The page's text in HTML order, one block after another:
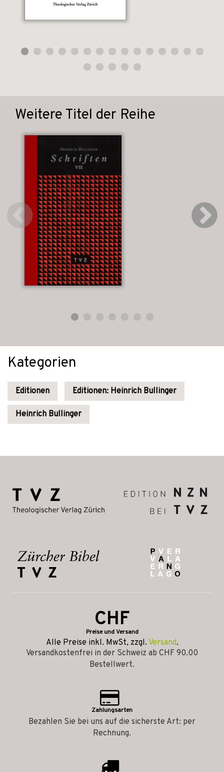
Weitere Titel der Reihe
Kategorien
Editionen Editionen: Heinrich Bullinger
Heinrich Bullinger
CHF
Preise und Versand
Alle Preise inkl. MwSt, zzgl. Versand.
Versandkostenfrei in der Schweiz ab CHF 90.00
Bestellwert.
Zahlungsarten
Bezahlen Sie bei uns auf die sicherste Art: per
Rechnung.